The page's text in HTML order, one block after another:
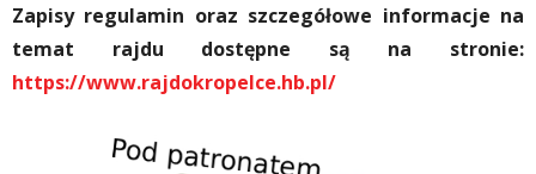
Zapisy regulamin oraz szczegółowe informacje na
temat rajdu dostępne są na stronie:
https://www.rajdokropelce.hb.pl/